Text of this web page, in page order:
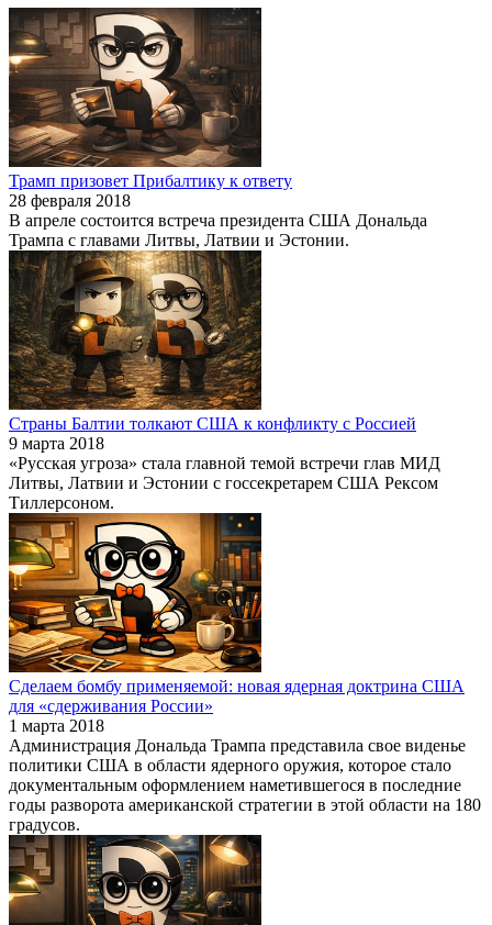
Трамп призовет Прибалтику к ответу
28 февраля 2018
В апреле состоится встреча президента США Дональда
Трампа с главами Литвы, Латвии и Эстонии.
Страны Балтии толкают США к конфликту с Россией
9 марта 2018
«Русская угроза» стала главной темой встречи глав МИД
Литвы, Латвии и Эстонии с госсекретарем США Рексом
Тиллерсоном.
Сделаем бомбу применяемой: новая ядерная доктрина США
для «сдерживания России»
1 марта 2018
Администрация Дональда Трампа представила свое виденье
политики США в области ядерного оружия, которое стало
документальным оформлением наметившегося в последние
годы разворота американской стратегии в этой области на 180
градусов.